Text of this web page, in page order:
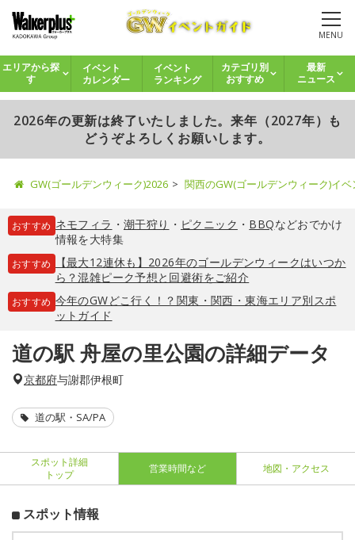
MENU
エリアから探
す
イベント
カレンダー
イベント
ランキング
カテゴリ別
おすすめ
最新
ニュース
2026年の更新は終了いたしました。来年（2027年）も
どうぞよろしくお願いします。
GW(ゴールデンウィーク)2026 関西のGW(ゴールデンウィーク)イ
おすすめ ネモフィラ ・ 潮干狩り ・ ピクニック ・ BBQなどおでかけ
情報を大特集
おすすめ
【最大12連休も】2026年のゴールデンウィークはいつか
ら？混雑ピーク予想と回避術をご紹介
おすすめ 今年のGWどこ行く！？関東・関西・東海エリア別スポ
ットガイド
道の駅 舟屋の里公園の詳細データ
京都府与謝郡伊根町
道の駅・SA/PA
スポット詳細
トップ
営業時間など 地図・アクセス
スポット情報